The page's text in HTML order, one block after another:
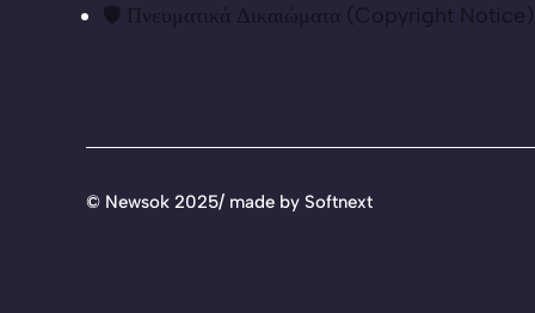
🛡️ Πνευματικά Δικαιώματα (Copyright Notice)
© Newsok 2025/ made by Softnext